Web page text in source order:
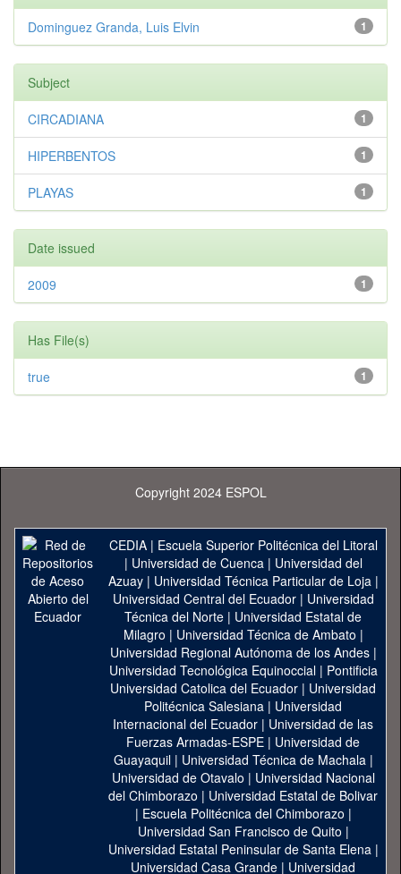
1
Dominguez Granda, Luis Elvin
Subject
1
CIRCADIANA
1
HIPERBENTOS
1
PLAYAS
Date issued
1
2009
Has File(s)
1
true
Copyright 2024 ESPOL
CEDIA| Escuela Superior Politécnica del Litoral
| Universidad de Cuenca| Universidad del
Azuay| Universidad Técnica Particular de Loja|
Universidad Central del Ecuador| Universidad
Técnica del Norte | Universidad Estatal de
Milagro | Universidad Técnica de Ambato |
Universidad Regional Autónoma de los Andes|
Universidad Tecnológica Equinoccial| Pontificia
Universidad Catolica del Ecuador | Universidad
Politécnica Salesiana | Universidad
Internacional del Ecuador | Universidad de las
Fuerzas Armadas-ESPE | Universidad de
Guayaquil| Universidad Técnica de Machala|
Universidad de Otavalo | Universidad Nacional
del Chimborazo | Universidad Estatal de Bolivar
| Escuela Politécnica del Chimborazo |
Universidad San Francisco de Quito |
Universidad Estatal Peninsular de Santa Elena|
Universidad Casa Grande | Universidad